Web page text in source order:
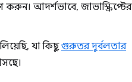
করুন। আদর্শভাবে, জাভাস্ক্রিপ্টের
যা কিছুগুরুতর দুর্বলতার